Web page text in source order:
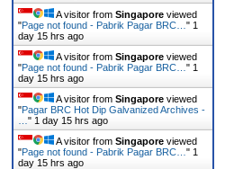
A visitor fromSingapore viewed
"Page not found - Pabrik Pagar BRC…" 1
day 15 hrs ago
A visitor fromSingapore viewed
"Page not found - Pabrik Pagar BRC…" 1
day 15 hrs ago
A visitor fromSingapore viewed
"Pagar BRC Hot Dip Galvanized Archives -
…" 1 day 15 hrs ago
A visitor fromSingapore viewed
"Page not found - Pabrik Pagar BRC…" 1
day 15 hrs ago